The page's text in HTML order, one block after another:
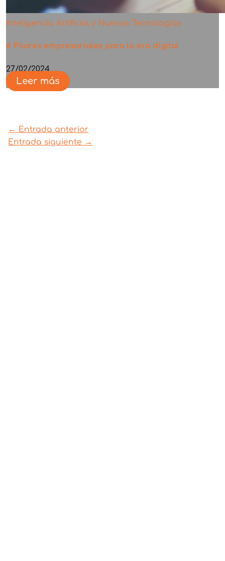
Inteligencia Artificial y Nuevas Tecnologías
4 Pilares empresariales para la era digital
27/02/2024
Leer más
← Entrada anterior
Entrada siguiente →